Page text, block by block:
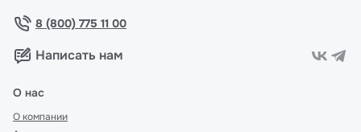
8 (800) 775 11 00
Написать нам
О нас
О компании